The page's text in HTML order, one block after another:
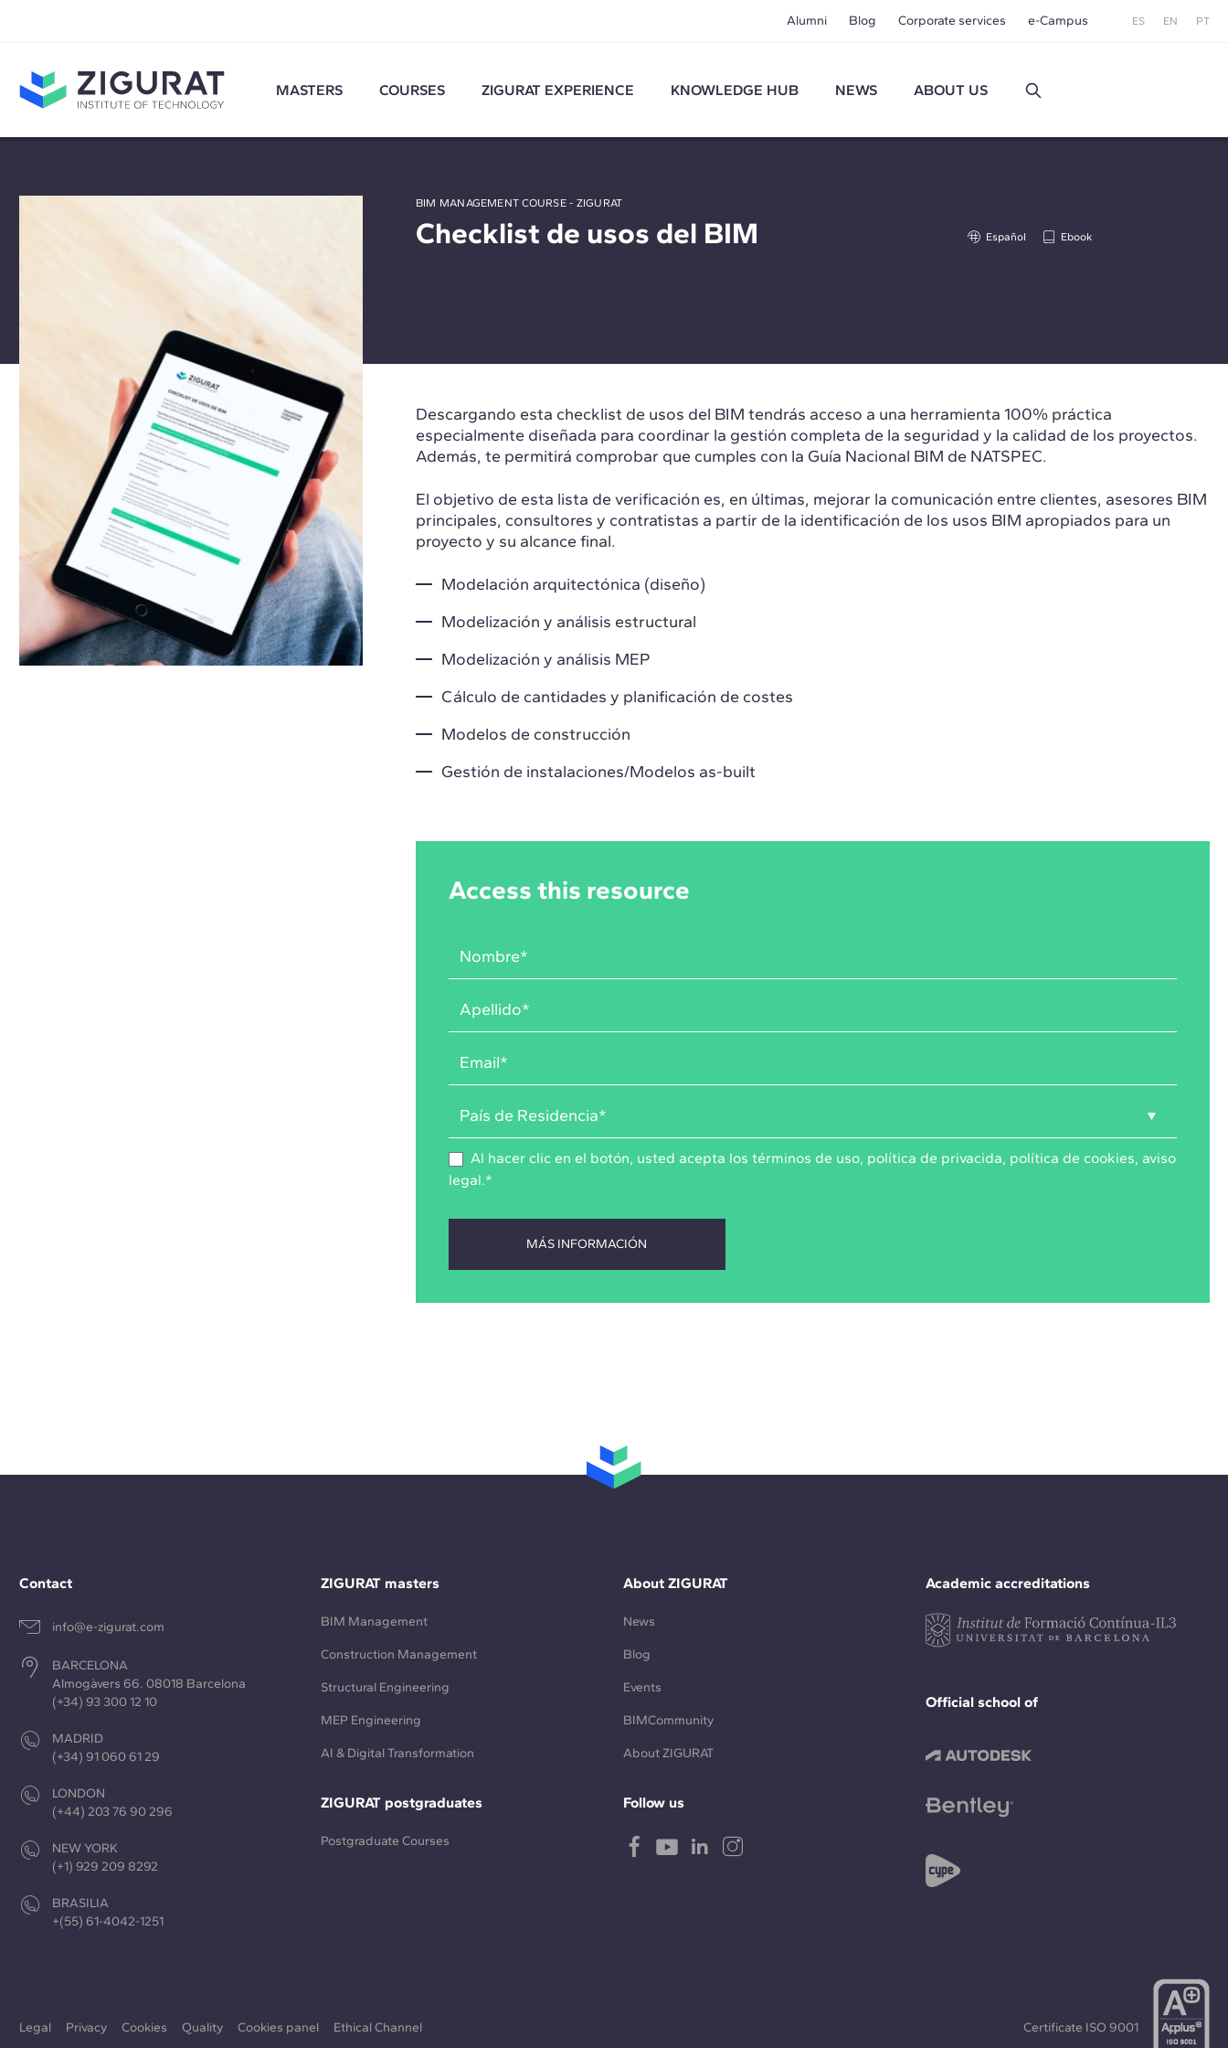
Alumni Blog Corporate services e-Campus ES EN PT
MASTERS COURSES ZIGURAT EXPERIENCE KNOWLEDGE HUB NEWS ABOUT US
BIM MANAGEMENT COURSE - ZIGURAT
Checklist de usos del BIM Español Ebook
Descargando esta checklist de usos del BIM tendrás acceso a una herramienta 100% práctica
especialmente diseñada para coordinar la gestión completa de la seguridad y la calidad de los proyectos.
Además, te permitirá comprobar que cumples con la Guía Nacional BIM de NATSPEC.
El objetivo de esta lista de verificación es, en últimas, mejorar la comunicación entre clientes, asesores BIM
principales, consultores y contratistas a partir de la identificación de los usos BIM apropiados para un
proyecto y su alcance final.
Modelación arquitectónica (diseño)
Modelización y análisis estructural
Modelización y análisis MEP
Cálculo de cantidades y planificación de costes
Modelos de construcción
Gestión de instalaciones/Modelos as-built
Access this resource
Al hacer clic en el botón, usted acepta los términos de uso, política de privacida, política de cookies, aviso
legal.*
Contact
info@e-zigurat.com
BARCELONA
Almogàvers 66. 08018 Barcelona
(+34) 93 300 12 10
MADRID
(+34) 91 060 61 29
LONDON
(+44) 203 76 90 296
NEW YORK
(+1) 929 209 8292
BRASILIA
+(55) 61-4042-1251
Academic accreditations
Official school of
ZIGURAT masters
BIM Management
Construction Management
Structural Engineering
MEP Engineering
AI & Digital Transformation
ZIGURAT postgraduates
Postgraduate Courses
About ZIGURAT
News
Blog
Events
BIMCommunity
About ZIGURAT
Follow us
Legal Privacy Cookies Quality Cookies panel Ethical Channel Certificate ISO 9001